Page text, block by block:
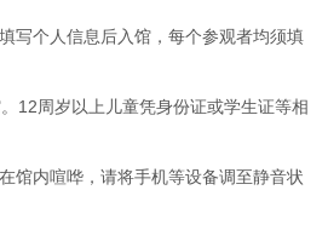
写个人信息后入馆，每个参观者均须填
12周岁以上儿童凭身份证或学生证等相
馆内喧哗，请将手机等设备调至静音状